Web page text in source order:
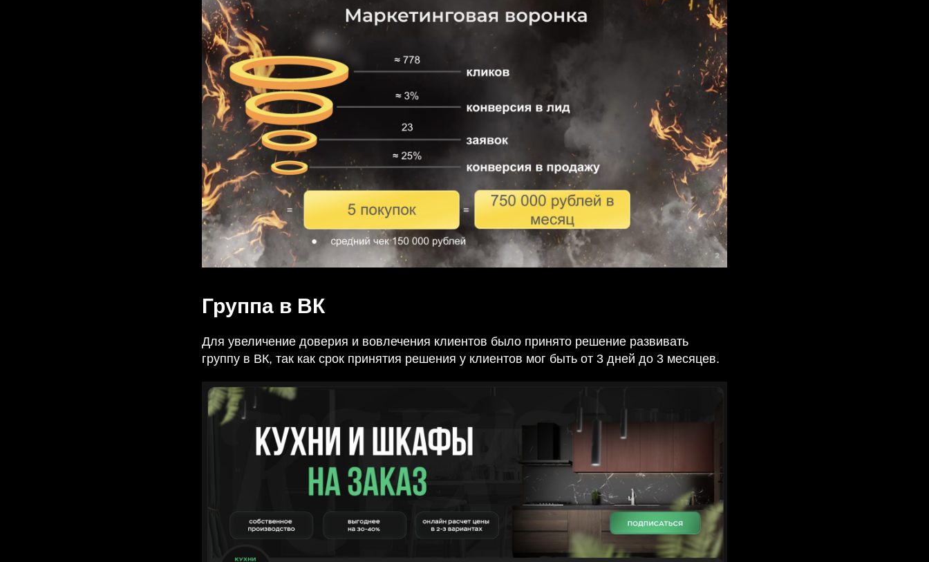
Группа в ВК
Для увеличение доверия и вовлечения клиентов было принято решение развивать
группу в ВК, так как срок принятия решения у клиентов мог быть от 3 дней до 3 месяцев.